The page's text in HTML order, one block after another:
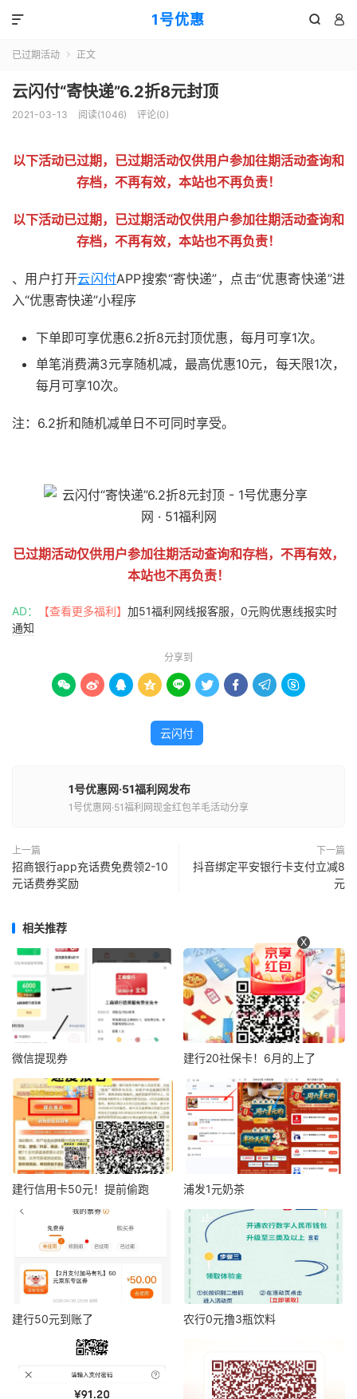
1号优惠  

已过期活动  正文
云闪付“寄快递”6.2折8元封顶
2021-03-13 阅读(1046) 评论(0)
以下活动已过期，已过期活动仅供用户参加往期活动查询和
存档，不再有效，本站也不再负责！
以下活动已过期，已过期活动仅供用户参加往期活动查询和
存档，不再有效，本站也不再负责！
、用户打开云闪付APP搜索“寄快递”，点击“优惠寄快递”进
入“优惠寄快递”小程序
下单即可享优惠6.2折8元封顶优惠，每月可享1次。
单笔消费满3元享随机减，最高优惠10元，每天限1次，
每月可享10次。
注：6.2折和随机减单日不可同时享受。
已过期活动仅供用户参加往期活动查询和存档，不再有效，
本站也不再负责！
AD： 【查看更多福利】 加51福利网线报客服，0元购优惠线报实时
通知
分享到
        
云闪付
1号优惠网·51福利网发布
1号优惠网·51福利网现金红包羊毛活动分享
上一篇
招商银行app充话费免费领2-10
元话费券奖励
下一篇
抖音绑定平安银行卡支付立减8
元
相关推荐
微信提现券 建行20社保卡！6月的上了
建行信用卡50元！提前偷跑 浦发1元奶茶
建行50元到账了 农行0元撸3瓶饮料
X